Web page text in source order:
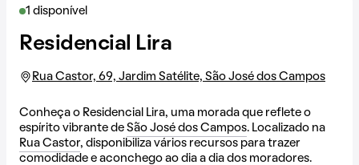
1 disponível
Residencial Lira
Rua Castor, 69, Jardim Satélite, São José dos Campos
Conheça o Residencial Lira, uma morada que reflete o
espírito vibrante de São José dos Campos. Localizado na
Rua Castor, disponibiliza vários recursos para trazer
comodidade e aconchego ao dia a dia dos moradores.